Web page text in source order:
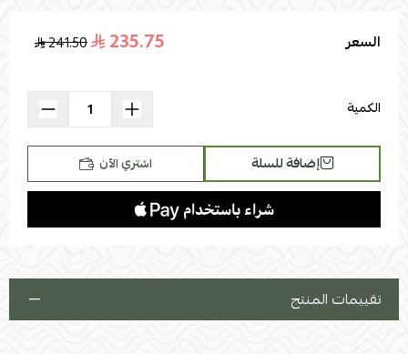
اسحب و افلت الملف هنا
السعر 235.75
241.50
الكمية
إضافة للسلة اشتري الآن
تقييمات المنتج